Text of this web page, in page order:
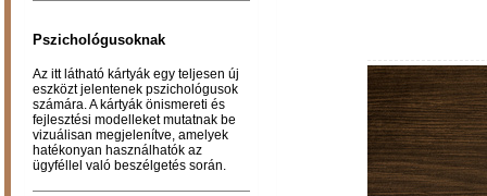
Pszichológusoknak
Az itt látható kártyák egy teljesen új
eszközt jelentenek pszichológusok
számára. A kártyák önismereti és
fejlesztési modelleket mutatnak be
vizuálisan megjelenítve, amelyek
hatékonyan használhatók az
ügyféllel való beszélgetés során.